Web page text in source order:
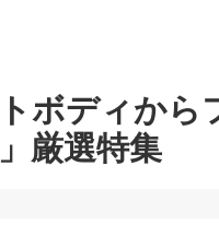
ボディから
厳選特集